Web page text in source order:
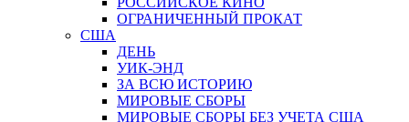
ОГРАНИЧЕННЫЙ ПРОКАТ
США
ДЕНЬ
УИК-ЭНД
ЗА ВСЮ ИСТОРИЮ
МИРОВЫЕ СБОРЫ
МИРОВЫЕ СБОРЫ БЕЗ УЧЕТА США